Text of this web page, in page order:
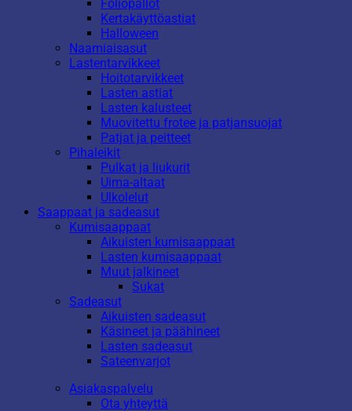
Foliopallot
Kertakäyttöastiat
Halloween
Naamiaisasut
Lastentarvikkeet
Hoitotarvikkeet
Lasten astiat
Lasten kalusteet
Muovitettu frotee ja patjansuojat
Patjat ja peitteet
Pihaleikit
Pulkat ja liukurit
Uima-altaat
Ulkolelut
Saappaat ja sadeasut
Kumisaappaat
Aikuisten kumisaappaat
Lasten kumisaappaat
Muut jalkineet
Sukat
Sadeasut
Aikuisten sadeasut
Käsineet ja päähineet
Lasten sadeasut
Sateenvarjot
Asiakaspalvelu
Ota yhteyttä